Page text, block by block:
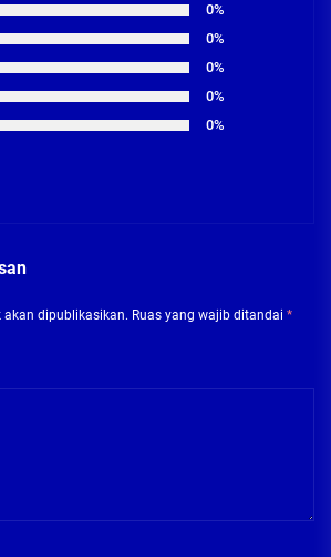
0%
0%
0%
0%
0%
dipublikasikan. Ruas yang wajib ditandai *